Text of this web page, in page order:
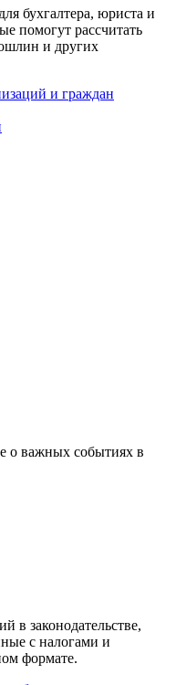
бухгалтера, юриста и
помогут рассчитать
и других
и граждан
о важных событиях в
в законодательстве,
с налогами и
формате.